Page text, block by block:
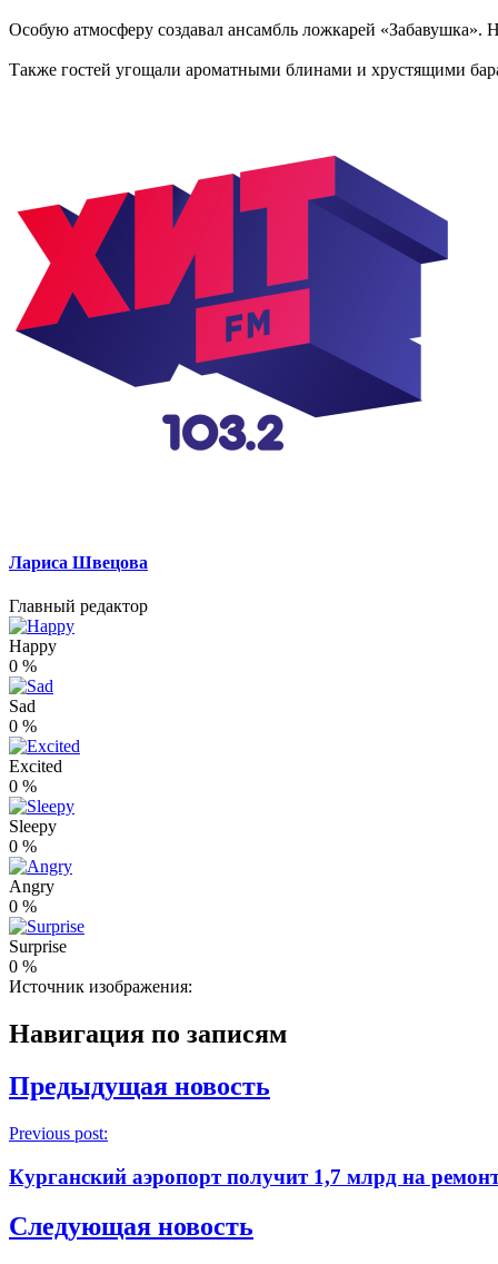
Особую атмосферу создавал ансамбль ложкарей
Также гостей угощали ароматными блинами и хрустящими
Лариса Швецова
Главный редактор
Happy
0 %
Sad
0 %
Excited
0 %
Sleepy
0 %
Angry
0 %
Surprise
0 %
Источник изображения:
Навигация по записям
Предыдущая новость
Previous post:
Курганский аэропорт получит 1,7 млрд на
Следующая новость